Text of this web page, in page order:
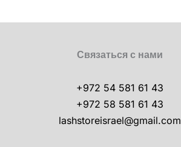
Связаться с нами
+972 54 581 61 43
+972 58 581 61 43
lashstoreisrael@gmail.com